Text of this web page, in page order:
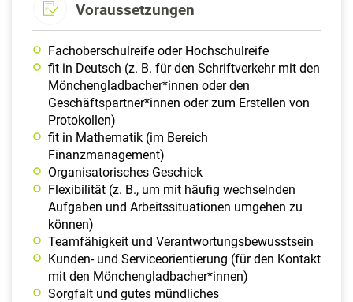
Voraussetzungen
Fachoberschulreife oder Hochschulreife
fit in Deutsch (z. B. für den Schriftverkehr mit den
Mönchengladbacher*innen oder den
Geschäftspartner*innen oder zum Erstellen von
Protokollen)
fit in Mathematik (im Bereich
Finanzmanagement)
Organisatorisches Geschick
Flexibilität (z. B., um mit häufig wechselnden
Aufgaben und Arbeitssituationen umgehen zu
können)
Teamfähigkeit und Verantwortungsbewusstsein
Kunden- und Serviceorientierung (für den Kontakt
mit den Mönchengladbacher*innen)
Sorgfalt und gutes mündliches